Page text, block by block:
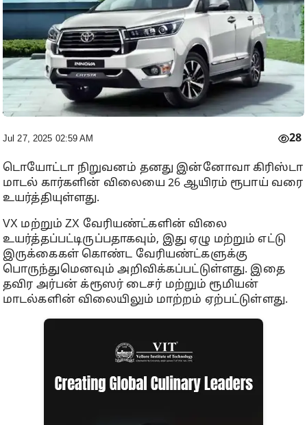
Jul 27, 2025 02:59 AM 28
டொயோட்டா நிறுவனம் தனது இன்னோவா கிரிஸ்டா
மாடல் கார்களின் விலையை 26 ஆயிரம் ரூபாய் வரை
உயர்த்தியுள்ளது.
VX மற்றும் ZX வேரியண்ட்களின் விலை
உயர்த்தப்பட்டிருப்பதாகவும், இது ஏழு மற்றும் எட்டு
இருக்கைகள் கொண்ட வேரியண்ட்களுக்கு
பொருந்துமெனவும் அறிவிக்கப்பட்டுள்ளது. இதை
தவிர அர்பன் க்ரூஸர் டைசர் மற்றும் ரூமியன்
மாடல்களின் விலையிலும் மாற்றம் ஏற்பட்டுள்ளது.